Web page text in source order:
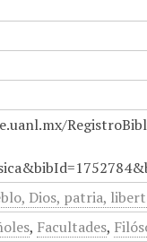
Dios, patria,
, Facultades,